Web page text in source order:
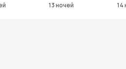
13 ночей 14